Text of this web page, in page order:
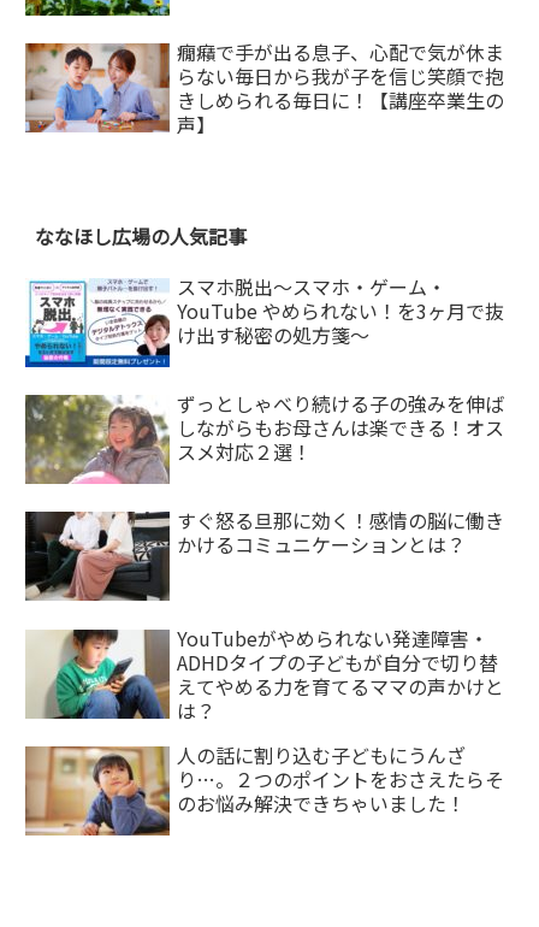
癇癪で手が出る息子、心配で気が休ま
らない毎日から我が子を信じ笑顔で抱
きしめられる毎日に！【講座卒業生の
声】
ななほし広場の人気記事
スマホ脱出〜スマホ・ゲーム・
YouTube やめられない！を3ヶ月で抜
け出す秘密の処方箋〜
ずっとしゃべり続ける子の強みを伸ば
しながらもお母さんは楽できる！オス
スメ対応２選！
すぐ怒る旦那に効く！感情の脳に働き
かけるコミュニケーションとは？
YouTubeがやめられない発達障害・
ADHDタイプの子どもが自分で切り替
えてやめる力を育てるママの声かけと
は？
人の話に割り込む子どもにうんざ
り…。２つのポイントをおさえたらそ
のお悩み解決できちゃいました！